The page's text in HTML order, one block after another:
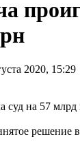
2020, 15:29
решение